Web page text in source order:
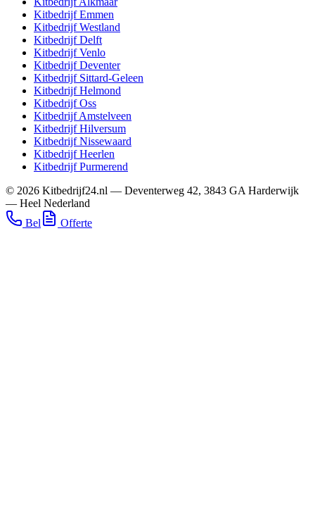
KitbedrijfEmmen
KitbedrijfWestland
KitbedrijfDelft
KitbedrijfVenlo
KitbedrijfDeventer
Kitbedrijf Sittard-Geleen
KitbedrijfHelmond
KitbedrijfOss
KitbedrijfAmstelveen
KitbedrijfHilversum
KitbedrijfNissewaard
KitbedrijfHeerlen
KitbedrijfPurmerend
© 2026 Kitbedrijf24.nl — Deventerweg 42, 3843 GA Harderwijk
— Heel Nederland
Bel
Offerte